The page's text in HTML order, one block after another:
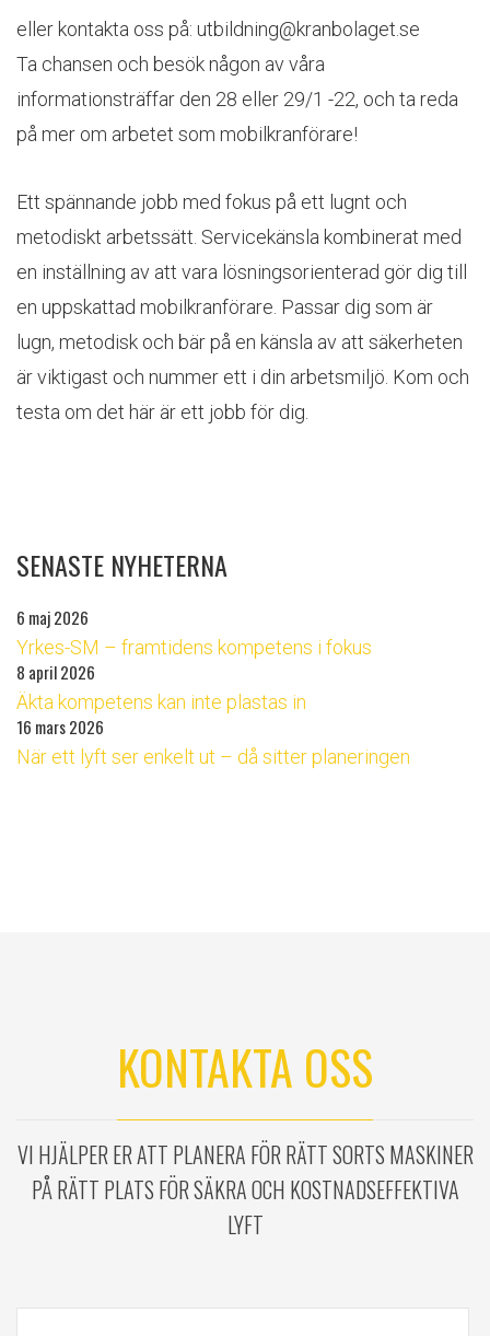
eller kontakta oss på: utbildning@kranbolaget.se
Ta chansen och besök någon av våra
informationsträffar den 28 eller 29/1 -22, och ta reda
på mer om arbetet som mobilkranförare!
Ett spännande jobb med fokus på ett lugnt och
metodiskt arbetssätt. Servicekänsla kombinerat med
en inställning av att vara lösningsorienterad gör dig till
en uppskattad mobilkranförare. Passar dig som är
lugn, metodisk och bär på en känsla av att säkerheten
är viktigast och nummer ett i din arbetsmiljö. Kom och
testa om det här är ett jobb för dig.
SENASTE NYHETERNA
6 maj 2026
Yrkes-SM – framtidens kompetens i fokus
8 april 2026
Äkta kompetens kan inte plastas in
16 mars 2026
När ett lyft ser enkelt ut – då sitter planeringen
KONTAKTA OSS
VI HJÄLPER ER ATT PLANERA FÖR RÄTT SORTS MASKINER
PÅ RÄTT PLATS FÖR SÄKRA OCH KOSTNADSEFFEKTIVA
LYFT